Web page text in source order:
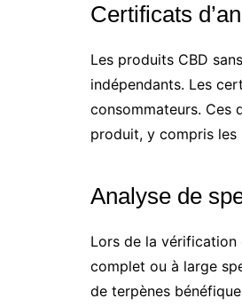
Certificats
Les produits CBD
indépendants. Les
consommateurs. Ces
produit, y compris les
Analyse de
Lors de la vérification
complet ou à large
de terpènes